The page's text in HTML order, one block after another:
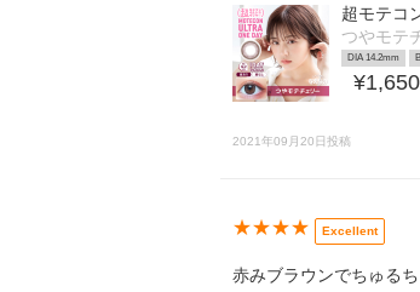
超モテコ
つやモテ
DIA 14.2mm
¥1,650
2021年09月20日投稿
★★★★ Excellent
赤みブラウンでちゅる